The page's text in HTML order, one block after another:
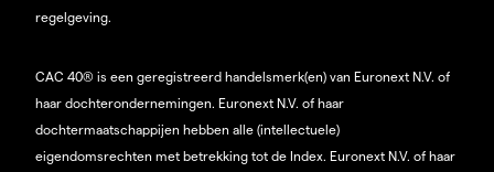
regelgeving.
CAC 40® is een geregistreerd handelsmerk(en) van Euronext N.V. of
haar dochterondernemingen. Euronext N.V. of haar
dochtermaatschappijen hebben alle (intellectuele)
eigendomsrechten met betrekking tot de Index. Euronext N.V. of haar